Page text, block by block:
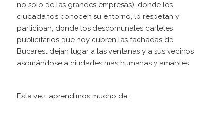
no solo de las grandes empresas), donde los
ciudadanos conocen su entorno, lo respetan y
participan, donde los descomunales carteles
publicitarios que hoy cubren las fachadas de
Bucarest dejan lugar a las ventanas y a sus vecinos
asomándose a ciudades más humanas y amables.
Esta vez, aprendimos mucho de: